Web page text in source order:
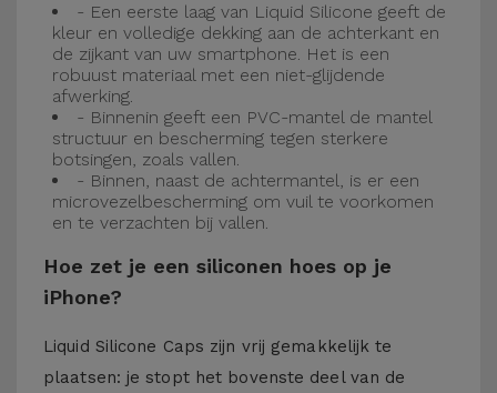
- Een eerste laag van Liquid Silicone geeft de
kleur en volledige dekking aan de achterkant en
de zijkant van uw smartphone. Het is een
robuust materiaal met een niet-glijdende
afwerking.
- Binnenin geeft een PVC-mantel de mantel
structuur en bescherming tegen sterkere
botsingen, zoals vallen.
- Binnen, naast de achtermantel, is er een
microvezelbescherming om vuil te voorkomen
en te verzachten bij vallen.
Hoe zet je een siliconen hoes op je
iPhone?
Liquid Silicone Caps zijn vrij gemakkelijk te
plaatsen: je stopt het bovenste deel van de